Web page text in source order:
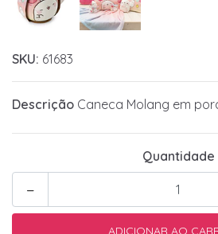
SKU: 61683
Descrição Caneca Molang em
Quantidade
-